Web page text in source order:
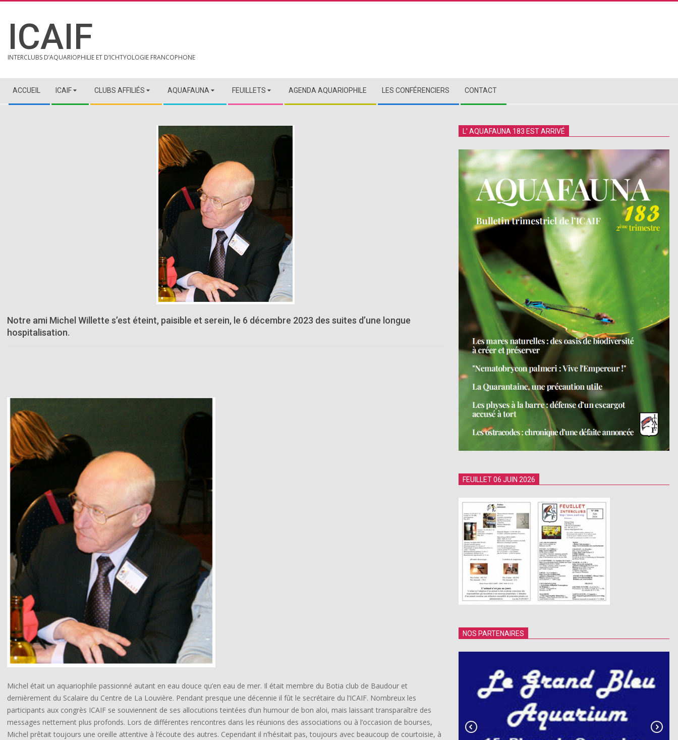
content
ICAIF
INTERCLUBS D’AQUARIOPHILIE ET D’ICHTYOLOGIE FRANCOPHONE
Navigation
Menu
ACCUEIL ICAIF CLUBS AFFILIÉS AQUAFAUNA FEUILLETS AGENDA AQUARIOPHILE LES CONFÉRENCIERS CONTACT
Notre ami Michel Willette s’est éteint, paisible et serein, le 6 décembre 2023 des suites d’une longue
hospitalisation.
Michel était un aquariophile passionné autant en eau douce qu’en eau de mer. Il était membre du Botia club de Baudour et
dernièrement du Scalaire du Centre de La Louvière. Pendant presque une décennie il fût le secrétaire du l’ICAIF. Nombreux les
participants aux congrès ICAIF se souviennent de ses allocutions teintées d’un humour de bon aloi, mais laissant transparaître des
messages nettement plus profonds. Lors de différentes rencontres dans les réunions des associations ou à l’occasion de bourses,
Michel prêtait toujours une oreille attentive à l’écoute des autres. Cependant il n’hésitait pas, toujours avec beaucoup de courtoisie, à
L’ AQUAFAUNA 183 EST ARRIVÉ
FEUILLET 06 JUIN 2026
NOS PARTENAIRES